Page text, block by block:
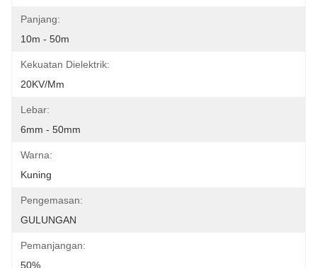
Panjang:
10m - 50m
Kekuatan Dielektrik:
20KV/mm
Lebar:
6mm - 50mm
Warna:
Kuning
Pengemasan:
GULUNGAN
Pemanjangan:
50%